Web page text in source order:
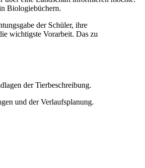
Biologiebüchern.
der Schüler, ihre
wichtigste Vorarbeit. Das zu
der Tierbeschreibung.
und der Verlaufsplanung.